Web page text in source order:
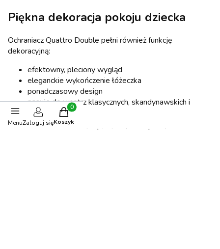
Piękna dekoracja pokoju dziecka
Ochraniacz Quattro Double pełni również funkcję
dekoracyjną:
efektowny, pleciony wygląd
eleganckie wykończenie łóżeczka
ponadczasowy design
pasuje do wnętrz klasycznych, skandynawskich i
nowoczesnych
To dodatek, który nadaje dziecięcej przestrzeni
MenuZaloguj się
Produkty w koszyku: 0. Zobacz szczegóły
Koszyk